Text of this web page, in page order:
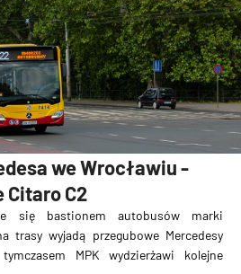
we Wrocławiu -
Citaro C2
się bastionem autobusów marki
trasy wyjadą przegubowe Mercedesy
MPK wydzierżawi kolejne